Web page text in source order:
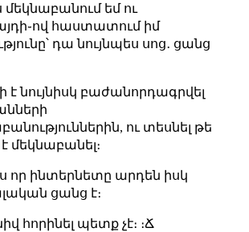
մեկնաբանում եմ ու
հաստատում իմ
դա նույնպես սոց․ ցանց
է նույնիսկ բաժանորդագրվել
ու տեսնել թե
է մեկնաբանել։
որ ինտերնետը արդեն իսկ
ցանց է։
հորինել պետք չէ։ ։Ճ